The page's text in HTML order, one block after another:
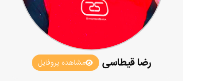
رضا قیطاسی مشاهده پروفایل